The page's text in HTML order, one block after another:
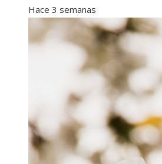
Hace 3 semanas